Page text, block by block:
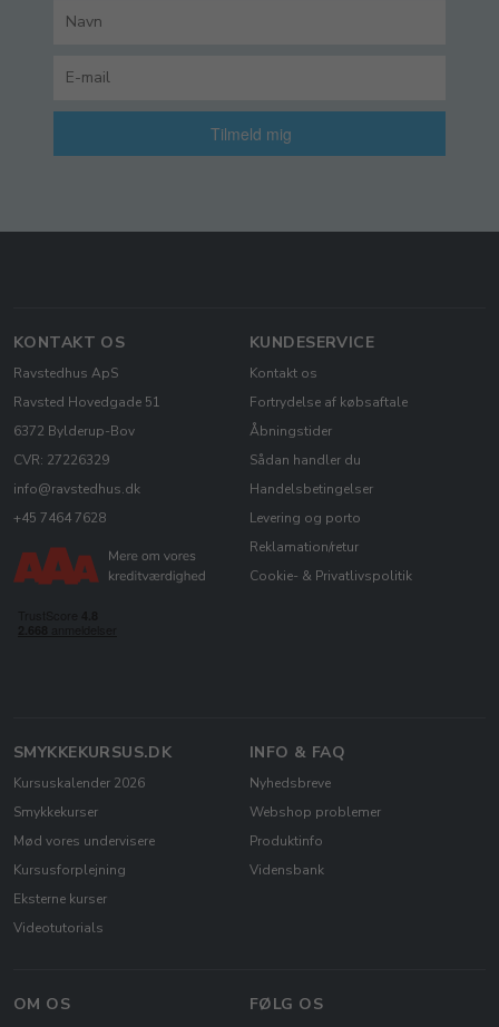
Tilmeld mig
KONTAKT OS
Ravstedhus ApS
Ravsted Hovedgade 51
6372 Bylderup-Bov
CVR: 27226329
info@ravstedhus.dk
+45 7464 7628
KUNDESERVICE
Kontakt os
Fortrydelse af købsaftale
Åbningstider
Sådan handler du
Handelsbetingelser
Levering og porto
Reklamation/retur
Cookie- & Privatlivspolitik
SMYKKEKURSUS.DK
Kursuskalender 2026
Smykkekurser
Mød vores undervisere
Kursusforplejning
Eksterne kurser
Videotutorials
INFO & FAQ
Nyhedsbreve
Webshop problemer
Produktinfo
Vidensbank
OM OS FØLG OS